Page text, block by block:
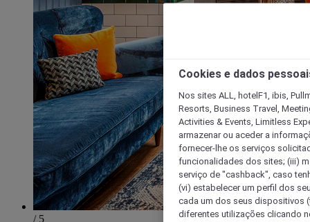
/ 5
Cookies e dados
Nos sites ALL, hotelF1, ibis,
Resorts, Business Travel,
Activities & Events, Limitless
armazenar ou aceder a
fornecer-lhe os serviços
funcionalidades dos sites; (iii)
serviço de "cashback", caso
(vi) estabelecer um perfil dos
cada um dos seus dispositivos
diferentes utilizações clicando